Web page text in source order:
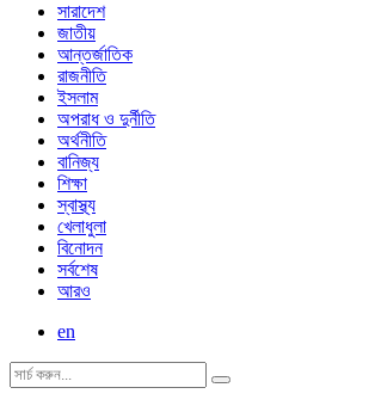
সারাদেশ
জাতীয়
আন্তর্জাতিক
রাজনীতি
ইসলাম
অপরাধ ও দুর্নীতি
অর্থনীতি
বানিজ্য
শিক্ষা
স্বাস্থ্য
খেলাধুলা
বিনোদন
সর্বশেষ
আরও
en